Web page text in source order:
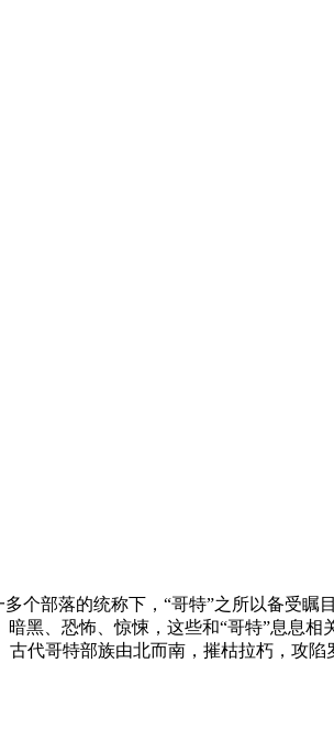
部落的统称下，“哥特”之所以备受瞩
黑、恐怖、惊悚，这些和“哥特”息息
代哥特部族由北而南，摧枯拉朽，攻